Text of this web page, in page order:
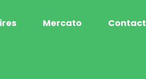
Mercato Contact